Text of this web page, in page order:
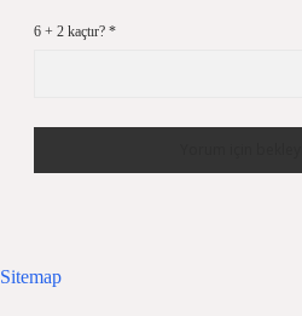
6 + 2 kaçtır? *
Sitemap